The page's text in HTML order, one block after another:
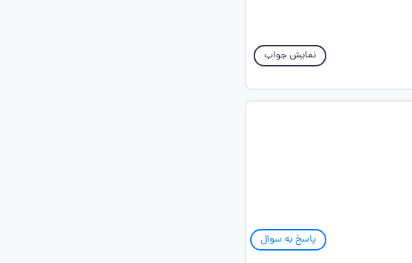
نمایش جواب
پاسخ به سوال